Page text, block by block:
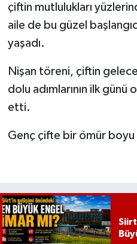
çiftin mutlulukları
aile de bu güzel
yaşadı.
Nişan töreni, çiftin
dolu adımlarının ilk günü
etti.
Genç çifte bir ömür